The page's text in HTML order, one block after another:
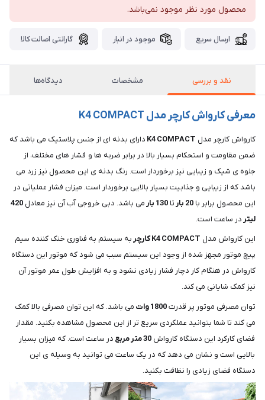
محصول مورد نظر موجود نمی‌باشد.
ارسال سریع موجود در انبار گارانتی اصالت کالا
نقد و بررسی مشخصات دیدگاه‌ها
معرفی کارواش کارچر مدل K4 COMPACT
کارواش کارچر مدل K4COMPACT
دارای بدنه ای از جنس پلاستیک می باشد که
ضمن مقاومت و استحکام بسیار بالا در برابر ضربه ها و فشار های مختلف، از
جلوه ی شیک و زیبایی نیز برخوردار است. رنگ بدنه ی این محصول نیز زرد می
باشد که از زیبایی و جذابیت بسیار بالایی برخوردار است. میزان فشار عملیاتی در
این محصول برابر با 20 بار تا 130 بار می باشد. دبی خروجی آب آن نیز معادل 420
لیتر در ساعت است.
این کارواش مدل
K4COMPACT کارچر به سیستم به فناوری خنک کننده سیم
پیچ موتور مجهز شده از وجود این سیستم سبب می‌ شود که موتور این دستگاه
کارواش در هنگام کار دچار فشار زیادی نشود و به افزایش طول عمر موتور آن
نیز کمک شایانی می کند.
توان مصرفی موتور پر قدرت1800وات می باشد. که این توان مصرفی بالا کمک
می کند تا شما بتوانید عملکردی سریع تر از این محصول مشاهده بکنید. مقدار
فضای کارکرد این دستگاه کارواش 30متر مربع در ساعت است. که میزان بسیار
بالایی است و نشان می دهد که در یک ساعت می توانید به وسیله ی این
دستگاه فضای زیادی را نظافت بکنید.